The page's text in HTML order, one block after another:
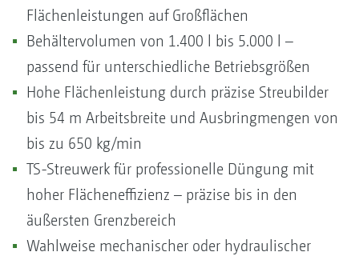
Flächenleistungen auf Großflächen
Behältervolumen von 1.400 l bis 5.000 l –
passend für unterschiedliche Betriebsgrößen
Hohe Flächenleistung durch präzise Streubilder
bis 54 m Arbeitsbreite und Ausbringmengen von
bis zu 650 kg/min
TS-Streuwerk für professionelle Düngung mit
hoher Flächeneffizienz – präzise bis in den
äußersten Grenzbereich
Wahlweise mechanischer oder hydraulischer